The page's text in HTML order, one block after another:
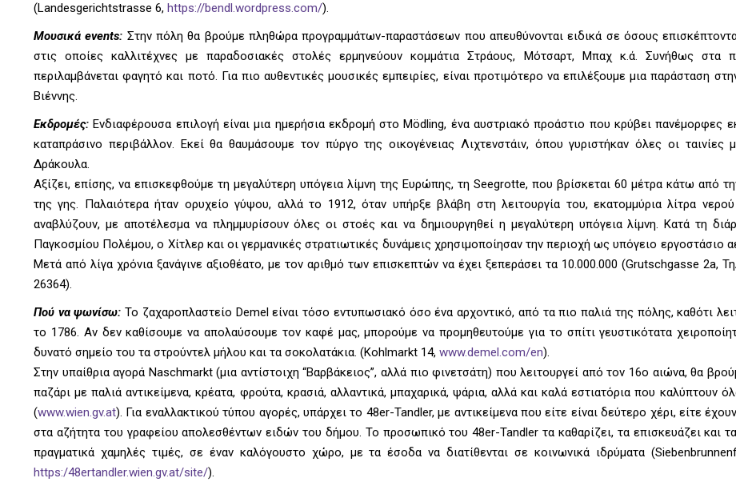
(Landesgerichtstrasse 6, https://bendl.wordpress.com/).
Μουσικά events: Στην πόλη θα βρούμε πληθώρα προγραμμάτων-παραστάσεων που απευθύνονται ειδικά σε όσους
στις οποίες καλλιτέχνες με παραδοσιακές στολές ερμηνεύουν κομμάτια Στράους, Μότσαρτ, Μπαχ κ.ά. Συνήθως στα
περιλαμβάνεται φαγητό και ποτό. Για πιο αυθεντικές μουσικές εμπειρίες, είναι προτιμότερο να επιλέξουμε μια παράσταση
Βιέννης.
Εκδρομές: Ενδιαφέρουσα επιλογή είναι μια ημερήσια εκδρομή στο Mödling, ένα αυστριακό προάστιο που κρύβει πανέμορφες
καταπράσινο περιβάλλον. Εκεί θα θαυμάσουμε τον πύργο της οικογένειας Λιχτενστάιν, όπου γυριστήκαν όλες οι ταινίες
Δράκουλα.
Αξίζει, επίσης, να επισκεφθούμε τη μεγαλύτερη υπόγεια λίμνη της Ευρώπης, τη Seegrotte, που βρίσκεται 60 μέτρα κάτω από
της γης. Παλαιότερα ήταν ορυχείο γύψου, αλλά το 1912, όταν υπήρξε βλάβη στη λειτουργία του, εκατομμύρια λίτρα
αναβλύζουν, με αποτέλεσμα να πλημμυρίσουν όλες οι στοές και να δημιουργηθεί η μεγαλύτερη υπόγεια λίμνη. Κατά τη
Παγκοσμίου Πολέμου, ο Χίτλερ και οι γερμανικές στρατιωτικές δυνάμεις χρησιμοποίησαν την περιοχή ως υπόγειο εργοστάσιο
Μετά από λίγα χρόνια ξανάγινε αξιοθέατο, με τον αριθμό των επισκεπτών να έχει ξεπεράσει τα 10.000.000 (Grutschgasse 2a,
26364).
Πού να ψωνίσω: To ζαχαροπλαστείο Demel είναι τόσο εντυπωσιακό όσο ένα αρχοντικό, από τα πιο παλιά της πόλης, καθότι
το 1786. Αν δεν καθίσουμε να απολαύσουμε τον καφέ μας, μπορούμε να προμηθευτούμε για το σπίτι γευστικότατα
δυνατό σημείο του τα στρούντελ μήλου και τα σοκολατάκια. (Kohlmarkt 14, www.demel.com/en).
Στην υπαίθρια αγορά Naschmarkt (μια αντίστοιχη “Βαρβάκειος”, αλλά πιο φινετσάτη) που λειτουργεί από τον 16ο αιώνα, θα
παζάρι με παλιά αντικείμενα, κρέατα, φρούτα, κρασιά, αλλαντικά, μπαχαρικά, ψάρια, αλλά και καλά εστιατόρια που καλύπτουν
(www.wien.gv.at). Για εναλλακτικού τύπου αγορές, υπάρχει το 48er-Tandler, με αντικείμενα που είτε είναι δεύτερο χέρι, είτε
στα αζήτητα του γραφείου απολεσθέντων ειδών του δήμου. Το προσωπικό του 48er-Tandler τα καθαρίζει, τα επισκευάζει και
πραγματικά χαμηλές τιμές, σε έναν καλόγουστο χώρο, με τα έσοδα να διατίθενται σε κοινωνικά ιδρύματα
https:/48ertandler.wien.gv.at/site/).